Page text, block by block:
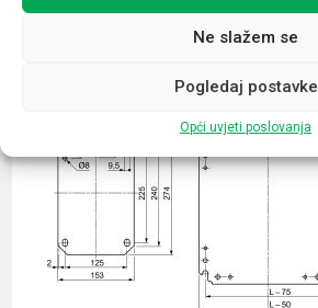
Ne slažem se
Pogledaj postavke
Opći uvjeti poslovanja